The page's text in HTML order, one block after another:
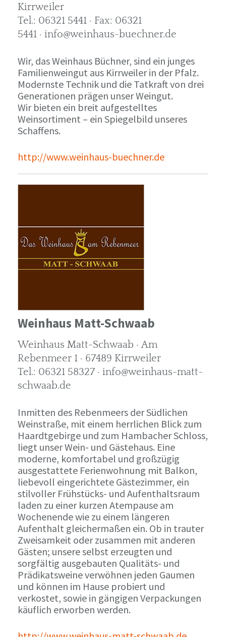
Kirrweiler
Tel.: 06321 5441 · Fax: 06321
5441 · info@weinhaus-buechner.de
Wir, das Weinhaus Büchner, sind ein junges
Familienweingut aus Kirrweiler in der Pfalz.
Modernste Technik und die Tatkraft von drei
Generationen prägen unser Weingut.
Wir bieten ein breit aufgestelltes
Weinsortiment – ein Spiegelbild unseres
Schaffens.
http://www.weinhaus-buechner.de
Weinhaus Matt-Schwaab
Weinhaus Matt-Schwaab · Am
Rebenmeer 1 · 67489 Kirrweiler
Tel.: 06321 58327 · info@weinhaus-matt-
schwaab.de
Inmitten des Rebenmeers der Südlichen
Weinstraße, mit einem herrlichen Blick zum
Haardtgebirge und zum Hambacher Schloss,
liegt unser Wein- und Gästehaus. Eine
moderne, komfortabel und großzügig
ausgestattete Ferienwohnung mit Balkon,
liebevoll eingerichtete Gästezimmer, ein
stilvoller Frühstücks- und Aufenthaltsraum
laden zu einer kurzen Atempause am
Wochenende wie zu einem längeren
Aufenthalt gleichermaßen ein. Ob in trauter
Zweisamkeit oder zusammen mit anderen
Gästen; unsere selbst erzeugten und
sorgfältig ausgebauten Qualitäts- und
Prädikatsweine verwöhnen jeden Gaumen
und können im Hause probiert und
verkostet, sowie in gängigen Verpackungen
käuflich erworben werden.